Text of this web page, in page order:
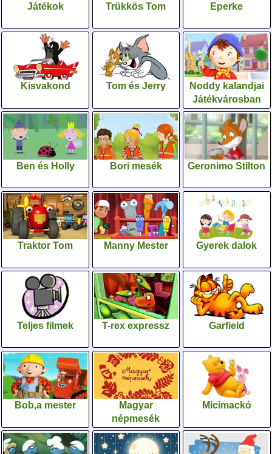
Játékok Trükkös Tom Eperke
Kisvakond Tom és Jerry
Noddy kalandjai
Játékvárosban
Ben és Holly Bori mesék Geronimo Stilton
Traktor Tom Manny Mester Gyerek dalok
Teljes filmek T-rex expressz Garfield
Bob,a mester
Magyar
népmesék
Micimackó